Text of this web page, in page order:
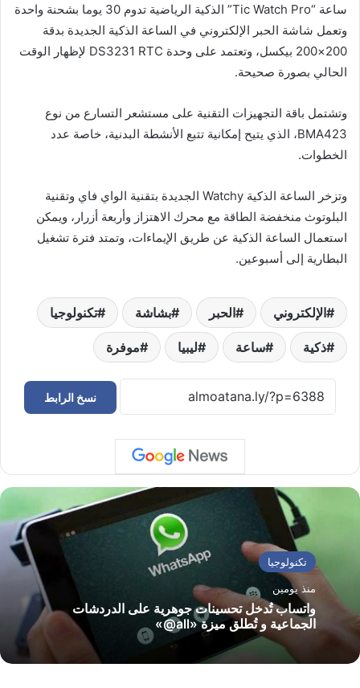
ساعة “Tic Watch Pro” الذكية الرياضية تدوم 30 يوما بشحنة واحدة
وتعمل شاشة الحبر الإلكتروني في الساعة الذكية الجديدة بدقة
200×200 بيكسل، وتعتمد على وحدة DS3231 RTC لإظهار الوقت
الحالي بصورة صحيحة.
وتشتمل باقة التجهيزات التقنية على مستشعر التسارع من نوع
BMA423، الذي يتيح إمكانية تتبع الأنشطة البدنية، خاصة عدد
الخطوات.
وتزخر الساعة الذكية Watchy الجديدة بتقنية الواي فاي وتقنية
البلوتوث منخفضة الطاقة مع محرك الاهتزاز وأربعة أزرار، ويمكن
استعمال الساعة الذكية عن طريق الإيماءات، وتمتد فترة تشغيل
البطارية إلى أسبوعين.
الإلكتروني الحبر بشاشة تكنولوجيا
ذكية ساعة ليبيا موفرة
نسخ الرابط
تكنولوجيا
منذ يومين
واتساب تُدخل تحسينات جوهرية على الدردشات
الجماعية و تُطلق ميزة «all@»